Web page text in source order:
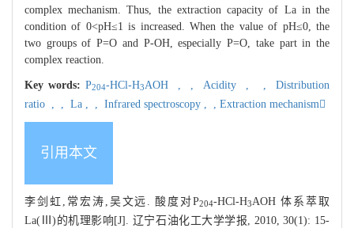
complex mechanism. Thus, the extraction capacity of La in the
condition of 0<pH≤1 is increased. When the value of pH≤0, the
two groups of P=O and P-OH, especially P=O, take part in the
complex reaction.
Key words: P204-HCl-H3AOH , Acidity ,
Distribution
ratio ,
La , Infrared spectroscopy , Extraction mechanism
引用本文
李剑虹,常宏涛,吴文远. 酸度对P204-HCl-H3AOH 体系萃取
La(Ⅲ)的机理影响[J]. 辽宁石油化工大学学报, 2010, 30(1): 15-